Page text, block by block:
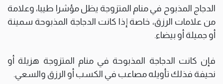
الدجاج المذبوح في منام المتزوجة يظل مؤشرا طيبا، وعلامة
من علامات الرزق، خاصة إذا كانت الدجاجة المذبوحة سمينة
أو جميلة أو بيضاء.
فإن كانت الدجاجة المذبوحة في منام المتزوجة هزيلة أو
نحيفة فذلك تأويله مصاعب في الكسب أو الرزق والسعي.